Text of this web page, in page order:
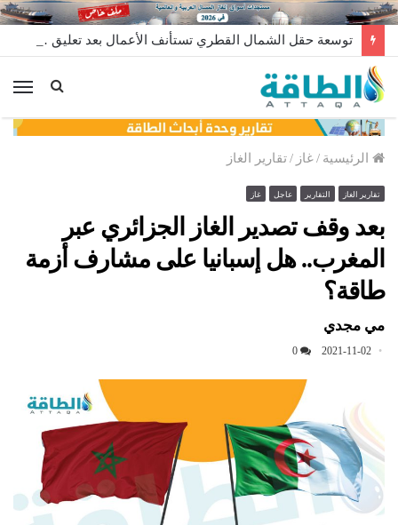
توسعة حقل الشمال القطري تستأنف الأعمال بعد تعليق مؤقت
الرئيسية /غاز /تقارير الغاز
تقارير الغاز التقارير عاجل غاز
بعد وقف تصدير الغاز الجزائري عبر
المغرب.. هل إسبانيا على مشارف أزمة
طاقة؟
مي مجدي
2021-11-02
0